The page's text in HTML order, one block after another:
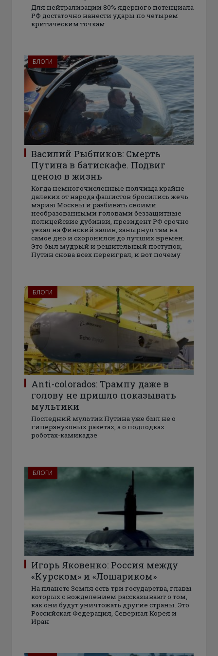
Для нейтрализации 80% ядерного потенциала
РФ достаточно нанести удары по четырем
критическим точкам
БЛОГИ
Василий Рыбников: Смерть
Путина в батискафе. Подвиг
ценою в жизнь
Когда немногочисленные полчища крайне
далеких от народа фашистов бросились жечь
мэрию Москвы и разбивать своими
необразованными головами беззащитные
полицейские дубинки, президент РФ срочно
уехал на Финский залив, занырнул там на
самое дно и схоронился до лучших времен.
Это был мудрый и решительный поступок,
Путин снова всех переиграл, и вот почему
БЛОГИ
Anti-colorados: Трампу даже в
голову не пришло показывать
мультики
Последний мультик Путина уже был не о
гиперзвуковых ракетах, а о подлодках
роботах-камикадзе
БЛОГИ
Игорь Яковенко: Россия между
«Курском» и «Лошариком»
На планете Земля есть три государства, главы
которых с вожделением рассказывают о том,
как они будут уничтожать другие страны. Это
Российская Федерация, Северная Корея и
Иран